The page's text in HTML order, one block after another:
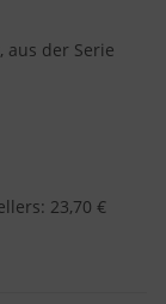
aus der Serie
: 23,70 €